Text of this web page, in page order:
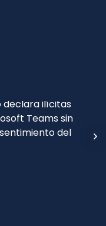
declara ilícitas
Teams sin
del